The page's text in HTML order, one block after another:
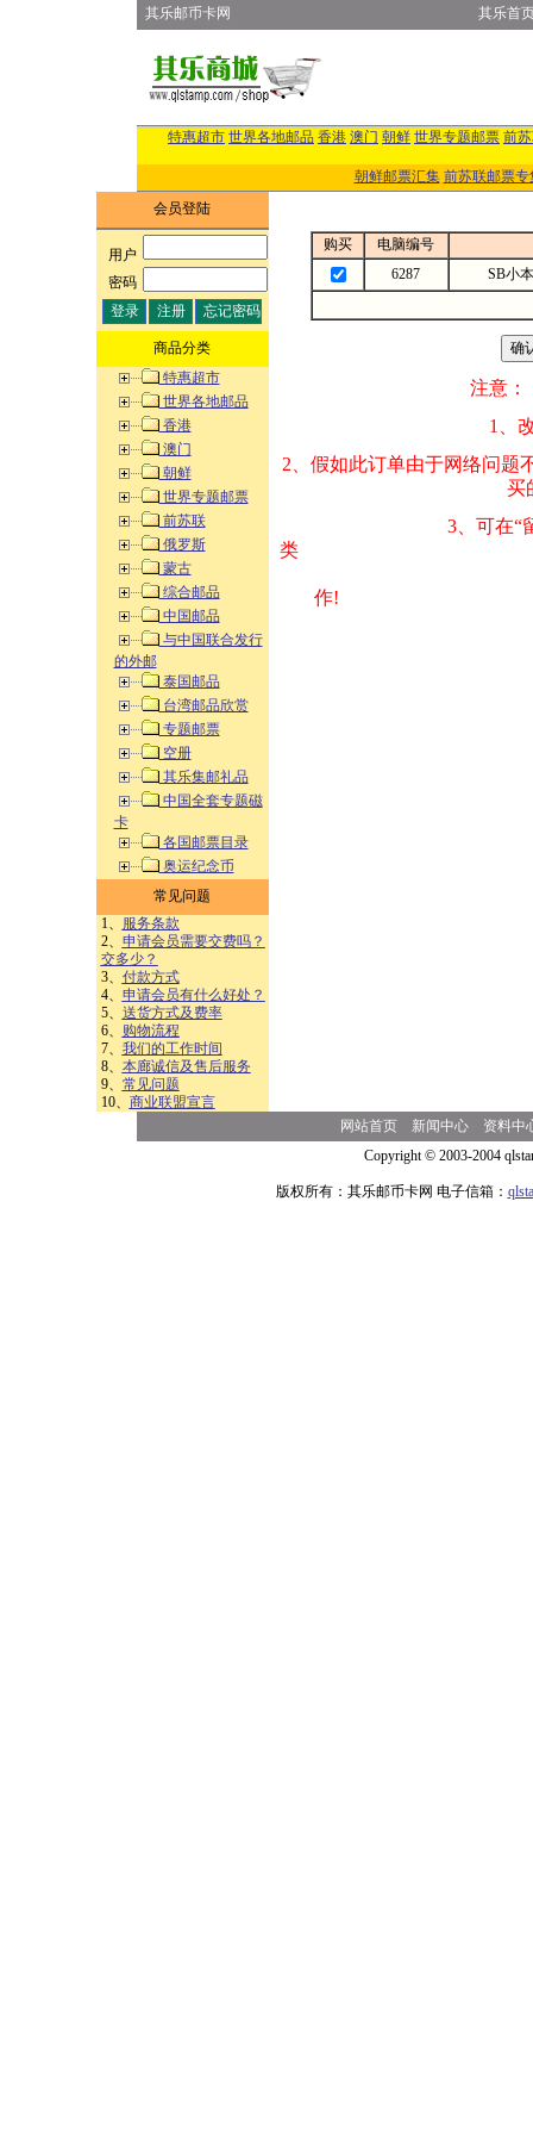
其乐邮币卡网 其乐首
特惠超市 世界各地邮品 香港 澳门 朝鲜 世界专题邮票 前
朝鲜邮票汇集 前苏联邮票专
会员登陆
用户:
密码:
商品分类
特惠超市
世界各地邮品
香港
澳门
朝鲜
世界专题邮票
前苏联
俄罗斯
蒙古
综合邮品
中国邮品
与中国联合发行
的外邮
泰国邮品
台湾邮品欣赏
专题邮票
空册
其乐集邮礼品
中国全套专题磁
卡
各国邮票目录
奥运纪念币
常见问题
1、
服务条款
2、 申请会员需要交费吗？
交多少？
3、 付款方式
4、 申请会员有什么好处？
5、 送货方式及费率
6、
购物流程
7、 我们的工作时间
8、 本廊诚信及售后服务
9、 常见问题
10、 商业联盟宣言
购买
电脑编号
6287
SB小
注意：
1、改变商品数量
2、假如此订单由
买的邮品的“
3、可在“
类 方式告之
作!
网站首页 新闻中心
资料中
Copyright © 2003-2004
版权所有：其乐邮币卡网 电子信箱：